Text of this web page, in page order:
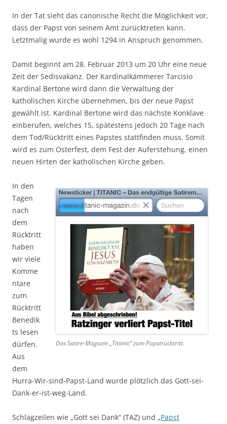
In der Tat sieht das canonische Recht die Möglichkeit vor,
dass der Papst von seinem Amt zurücktreten kann.
Letztmalig wurde es wohl 1294 in Anspruch genommen.
Damit beginnt am 28. Februar 2013 um 20 Uhr eine neue
Zeit der Sedisvakanz. Der Kardinalkämmerer Tarcisio
Kardinal Bertone wird dann die Verwaltung der
katholischen Kirche übernehmen, bis der neue Papst
gewählt ist. Kardinal Bertone wird das nächste Konklave
einberufen, welches 15, spätestens jedoch 20 Tage nach
dem Tod/Rücktritt eines Papstes stattfinden muss. Somit
wird es zum Osterfest, dem Fest der Auferstehung, einen
neuen Hirten der katholischen Kirche geben.
Das Satire-Magazin „Titanic“ zum Papstrücktritt.
In den
Tagen
nach
dem
Rücktritt
haben
wir viele
Komme
ntare
zum
Rücktritt
Benedik
ts lesen
dürfen.
Aus
dem
Hurra-Wir-sind-Papst-Land wurde plötzlich das Gott-sei-
Dank-er-ist-weg-Land.
Schlagzeilen wie „Gott sei Dank“ (TAZ) und „Papst